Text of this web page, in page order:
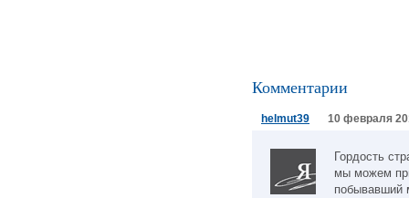
Комментарии
helmut39 10 февраля
Гордость
мы можем